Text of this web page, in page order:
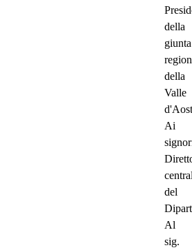
della
giunta
della
Valle
Ai
del
Al
sig.